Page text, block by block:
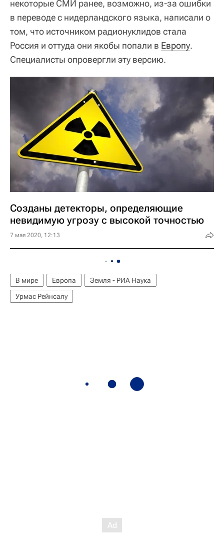
некоторые СМИ ранее, возможно, из-за ошибки
в переводе с нидерландского языка, написали о
том, что источником радионуклидов стала
Россия и оттуда они якобы попали в Европу.
Специалисты опровергли эту версию.
Созданы детекторы, определяющие
невидимую угрозу с высокой точностью
7 мая 2020, 12:13
В мире Европа
Земля - РИА Наука
Урмас Рейнсалу